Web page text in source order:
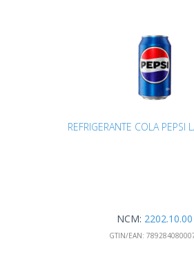
REFRIGERANTE COLA PEPSI
NCM: 2202.10.00
GTIN/EAN: